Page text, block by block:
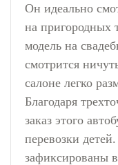
Он идеально
на пригородных
модель на
смотрится
салоне легко
Благодаря
заказ этого
перевозки
зафиксированы